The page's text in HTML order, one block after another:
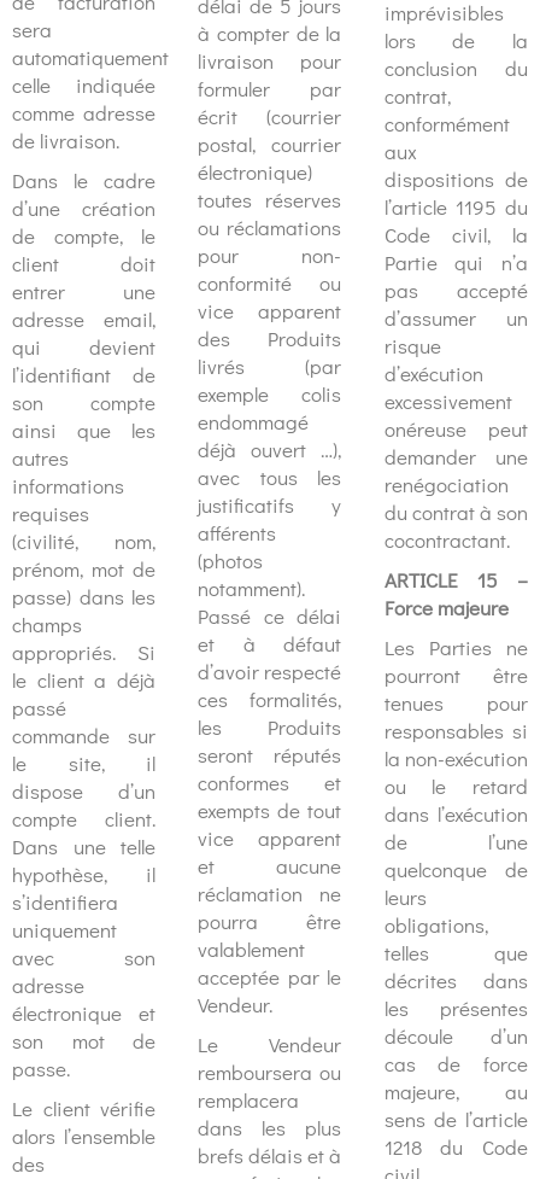
sera
automatiquement
celle indiquée
comme adresse
de livraison.
Dans le cadre
d’une création
de compte, le
client doit
entrer une
adresse email,
qui devient
l’identifiant de
son compte
ainsi que les
autres
informations
requises
(civilité, nom,
prénom, mot de
passe) dans les
champs
appropriés. Si
le client a déjà
passé
commande sur
le site, il
dispose d’un
compte client.
Dans une telle
hypothèse, il
s’identifiera
uniquement
avec son
adresse
électronique et
son mot de
passe.
Le client vérifie
alors l’ensemble
des
à compter de la
livraison pour
formuler par
écrit (courrier
postal, courrier
électronique)
toutes réserves
ou réclamations
pour non-
conformité ou
vice apparent
des Produits
livrés (par
exemple colis
endommagé
déjà ouvert …),
avec tous les
justificatifs y
afférents
(photos
notamment).
Passé ce délai
et à défaut
d’avoir respecté
ces formalités,
les Produits
seront réputés
conformes et
exempts de tout
vice apparent
et aucune
réclamation ne
pourra être
valablement
acceptée par le
Vendeur.
Le Vendeur
remboursera ou
remplacera
dans les plus
brefs délais et à
imprévisibles
lors de la
conclusion du
contrat,
conformément
aux
dispositions de
l’article 1195 du
Code civil, la
Partie qui n’a
pas accepté
d’assumer un
risque
d’exécution
excessivement
onéreuse peut
demander une
renégociation
du contrat à son
cocontractant.
ARTICLE 15 –
Force majeure
Les Parties ne
pourront être
tenues pour
responsables si
la non-exécution
ou le retard
dans l’exécution
de l’une
quelconque de
leurs
obligations,
telles que
décrites dans
les présentes
découle d’un
cas de force
majeure, au
sens de l’article
1218 du Code